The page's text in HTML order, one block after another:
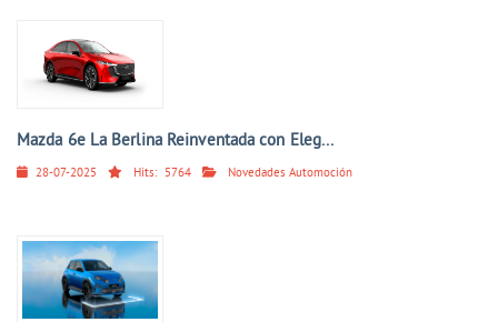
Mazda 6e La Berlina Reinventada con Eleg...
28-07-2025 Hits: 5764 Novedades Automoción